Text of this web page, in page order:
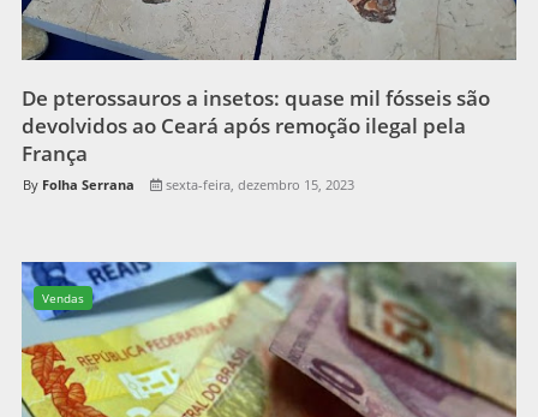
De pterossauros a insetos: quase mil fósseis são
devolvidos ao Ceará após remoção ilegal pela
França
Folha Serrana sexta-feira, dezembro 15, 2023
Vendas